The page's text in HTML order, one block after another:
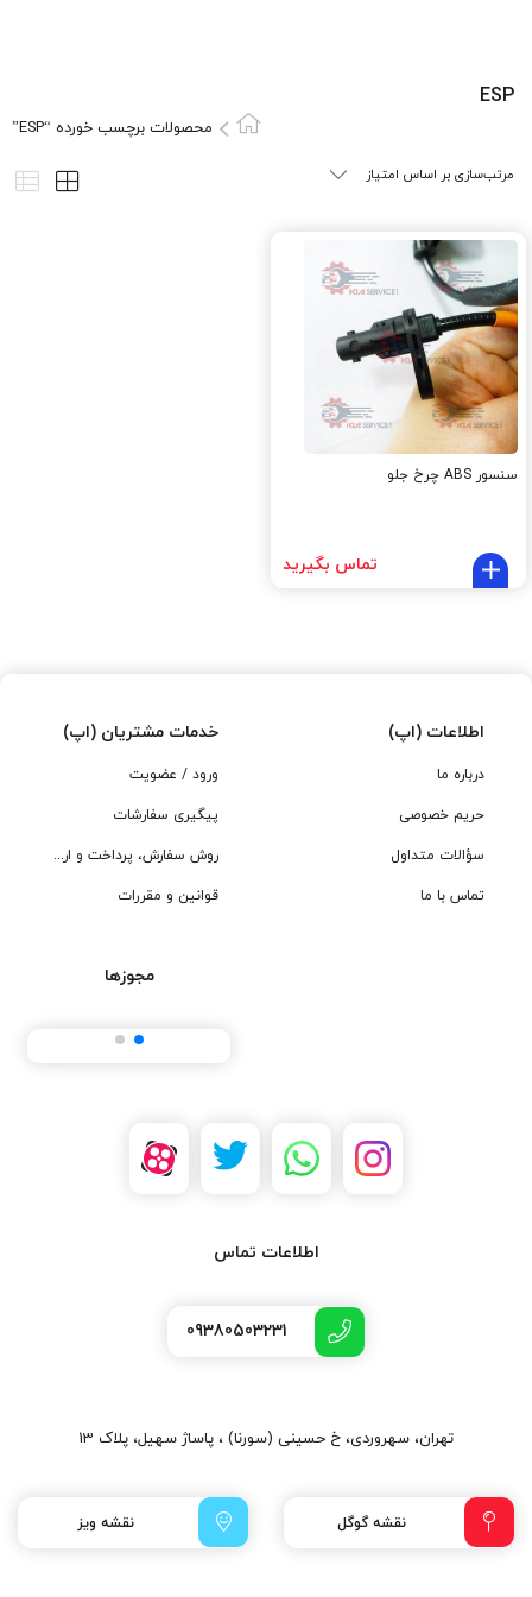
ESP
محصولات برچسب خورده “ESP”
سنسور ABS چرخ جلو
تماس بگیرید
اطلاعات (اپ)
درباره ما
حریم خصوصی
سؤالات متداول
تماس با ما
خدمات مشتریان (اپ)
ورود / عضویت
پیگیری سفارشات
روش سفارش، پرداخت و ارسال
قوانین و مقررات
مجوزها
اطلاعات تماس
09380503231
تهران، سهروردی، خ حسینی (سورنا) ، پاساژ سهیل، پلاک 13
نقشه گوگل نقشه ویز